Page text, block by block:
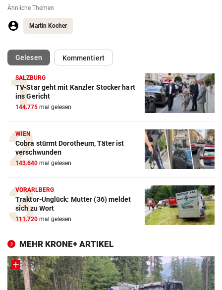
Ähnliche Themen
Martin Kocher
Gelesen(ausgewählt)Kommentiert
SALZBURG
TV-Star geht mit Kanzler Stocker hart
ins Gericht
144.775 mal gelesen
WIEN
Cobra stürmt Dorotheum, Täter ist
verschwunden
143.640 mal gelesen
VORARLBERG
Traktor-Unglück: Mutter (36) meldet
sich zu Wort
111.720 mal gelesen
MEHR KRONE+ ARTIKEL